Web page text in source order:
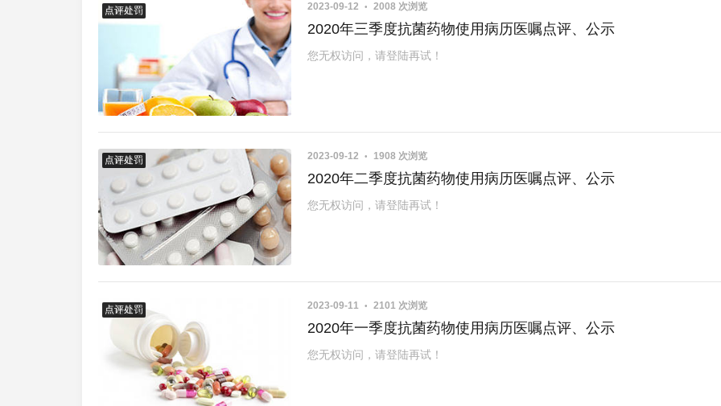
卓越服务
点评处罚 2023-09-12 2008 次浏览
2020年三季度抗菌药物使用病历医嘱点评、公示
您无权访问，请登陆再试！
卓越服务
点评处罚 2023-09-12 1908 次浏览
2020年二季度抗菌药物使用病历医嘱点评、公示
您无权访问，请登陆再试！
卓越服务
点评处罚 2023-09-11 2101 次浏览
2020年一季度抗菌药物使用病历医嘱点评、公示
您无权访问，请登陆再试！